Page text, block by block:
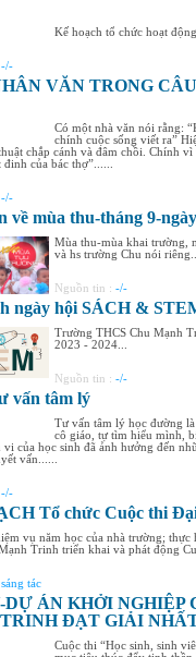
Kế hoạch tổ chức hoạt
-/-
VĂN TRONG
Có một nhà văn nói rằng:
chính cuộc sống viết ra”
chắp cánh và đâm chồi. Chính
của bác thợ”......
-/-
về mùa thu-tháng 9-
Mùa thu-mùa khai trường,
và hs trường Chu nói riêng....
Nguồn tin : -/-
ngày hội SÁCH &
Trường THCS Chu Mạnh
2023 - 2024...
Nguồn tin : -/-
vấn tâm lý
Tư vấn tâm lý học đường
cô giáo, tự tìm hiểu mình,
vi của học sinh đã ảnh hưởng đến
vấn......
-/-
Tổ chức Cuộc thi
vụ năm học của nhà trường;
Trinh triển khai và phát động
sáng tác
DỰ ÁN KHỞI NGHIỆP
ĐẠT GIẢI
Cuộc thi “Học sinh, sinh